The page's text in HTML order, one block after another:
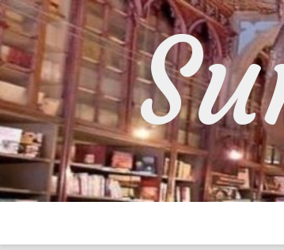
Skip
to
content